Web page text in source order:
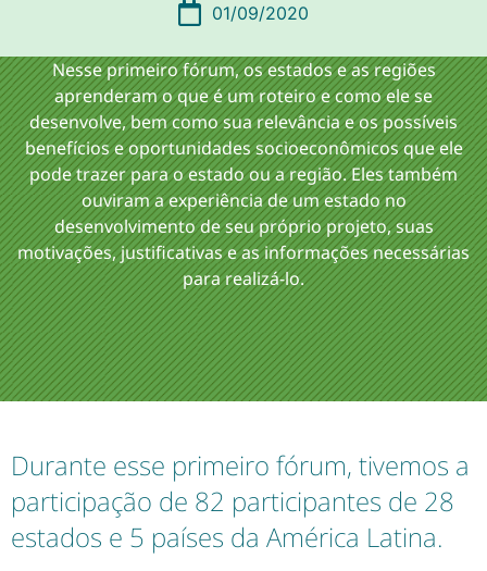
01/09/2020
Nesse primeiro fórum, os estados e as regiões
aprenderam o que é um roteiro e como ele se
desenvolve, bem como sua relevância e os possíveis
benefícios e oportunidades socioeconômicos que ele
pode trazer para o estado ou a região. Eles também
ouviram a experiência de um estado no
desenvolvimento de seu próprio projeto, suas
motivações, justificativas e as informações necessárias
para realizá-lo.
Durante esse primeiro fórum, tivemos a
participação de 82 participantes de 28
estados e 5 países da América Latina.